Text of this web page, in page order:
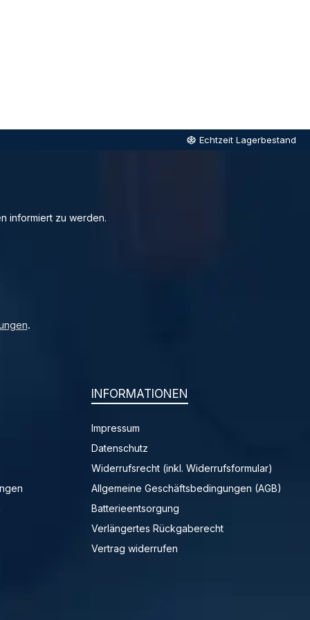
Echtzeit Lagerbestand
informiert zu werden.
.
INFORMATIONEN
Impressum
Datenschutz
Widerrufsrecht (inkl. Widerrufsformular)
Allgemeine Geschäftsbedingungen (AGB)
Batterieentsorgung
Verlängertes Rückgaberecht
Vertrag widerrufen